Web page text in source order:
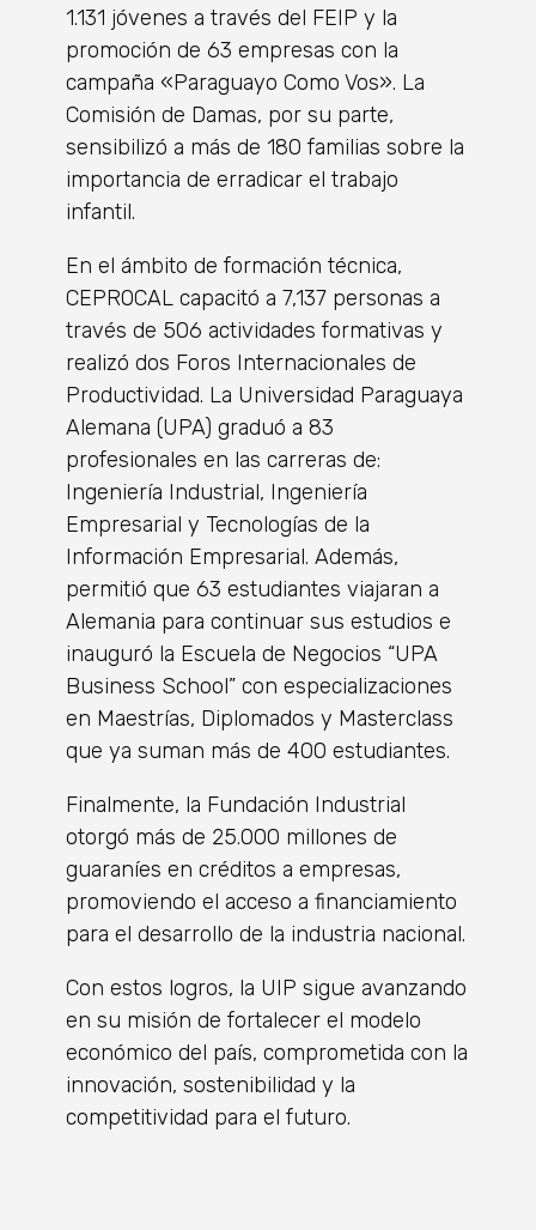
1.131 jóvenes a través del FEIP y la
promoción de 63 empresas con la
campaña «Paraguayo Como Vos». La
Comisión de Damas, por su parte,
sensibilizó a más de 180 familias sobre la
importancia de erradicar el trabajo
infantil.
En el ámbito de formación técnica,
CEPROCAL capacitó a 7,137 personas a
través de 506 actividades formativas y
realizó dos Foros Internacionales de
Productividad. La Universidad Paraguaya
Alemana (UPA) graduó a 83
profesionales en las carreras de:
Ingeniería Industrial, Ingeniería
Empresarial y Tecnologías de la
Información Empresarial. Además,
permitió que 63 estudiantes viajaran a
Alemania para continuar sus estudios e
inauguró la Escuela de Negocios “UPA
Business School” con especializaciones
en Maestrías, Diplomados y Masterclass
que ya suman más de 400 estudiantes.
Finalmente, la Fundación Industrial
otorgó más de 25.000 millones de
guaraníes en créditos a empresas,
promoviendo el acceso a financiamiento
para el desarrollo de la industria nacional.
Con estos logros, la UIP sigue avanzando
en su misión de fortalecer el modelo
económico del país, comprometida con la
innovación, sostenibilidad y la
competitividad para el futuro.